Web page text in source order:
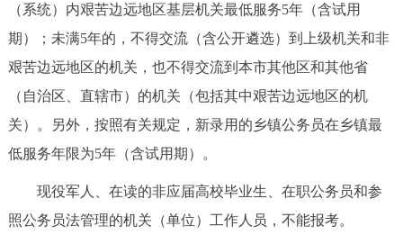
（系统）内艰苦边远地区基层机关最低服务5年（含试用
期）；未满5年的，不得交流（含公开遴选）到上级机关和非
艰苦边远地区的机关，也不得交流到本市其他区和其他省
（自治区、直辖市）的机关（包括其中艰苦边远地区的机
关）。另外，按照有关规定，新录用的乡镇公务员在乡镇最
低服务年限为5年（含试用期）。
现役军人、在读的非应届高校毕业生、在职公务员和参
照公务员法管理的机关（单位）工作人员，不能报考。